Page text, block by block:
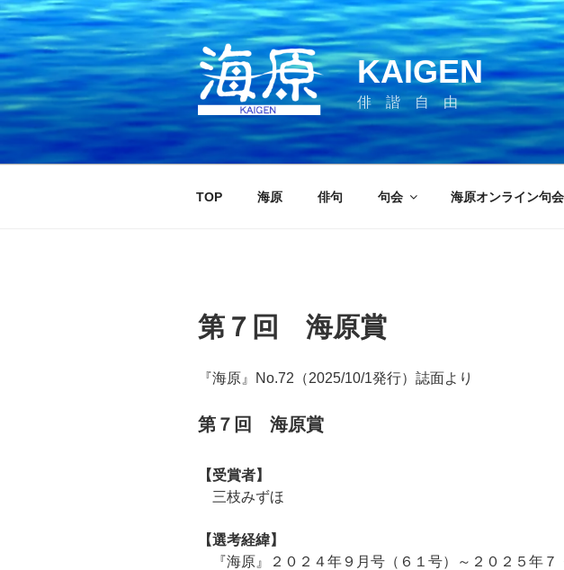
コ
ン
テ
ン
ツ
ス
キ
KAIGEN
俳 諧 自 由
TOP 海原 俳句 句会 海原オンライン句会
第７回 海原賞
『海原』No.72（2025/10/1発行）誌面より
第７回 海原賞
【受賞者】
三枝みずほ
【選考経緯】
『海原』２０２４年９月号（６１号）～２０２５年